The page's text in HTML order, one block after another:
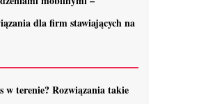
dla firm stawiających na
w terenie? Rozwiązania takie